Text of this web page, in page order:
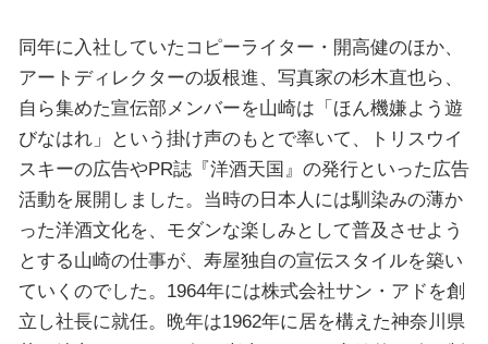
同年に入社していたコピーライター・開高健のほか、
アートディレクターの坂根進、写真家の杉木直也ら、
自ら集めた宣伝部メンバーを山崎は「ほん機嫌よう遊
びなはれ」という掛け声のもとで率いて、トリスウイ
スキーの広告やPR誌『洋酒天国』の発行といった広告
活動を展開しました。当時の日本人には馴染みの薄か
った洋酒文化を、モダンな楽しみとして普及させよう
とする山崎の仕事が、寿屋独自の宣伝スタイルを築い
ていくのでした。1964年には株式会社サン・アドを創
立し社長に就任。晩年は1962年に居を構えた神奈川県